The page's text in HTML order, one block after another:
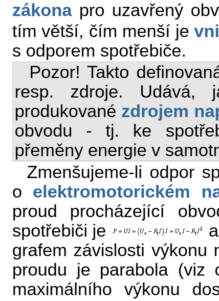
zákonapro uzavřený
tím větší, čím menší je
s odporem spotřebiče.
Pozor! Takto
resp. zdroje.
produkované zdrojem
obvodu - tj. ke
přeměny energie v
Zmenšujeme-li odpor
o elektromotorickém
proud procházející
spotřebiči je
grafem závislosti výkonu
proudu je parabola
maximálního výkonu